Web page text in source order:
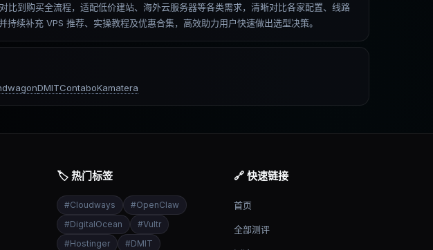
到购买全流程，适配低价建站、海外云服务器等各类需求，清晰对比各家配置、线路
续补充 VPS 推荐、实操教程及优惠合集，高效助力用户快速做出选型决策。
DMITContaboKamatera
🏷️ 热门标签
#Cloudways #OpenClaw
#DigitalOcean #Vultr
#Hostinger #DMIT
🔗 快速链接
首页
全部测评